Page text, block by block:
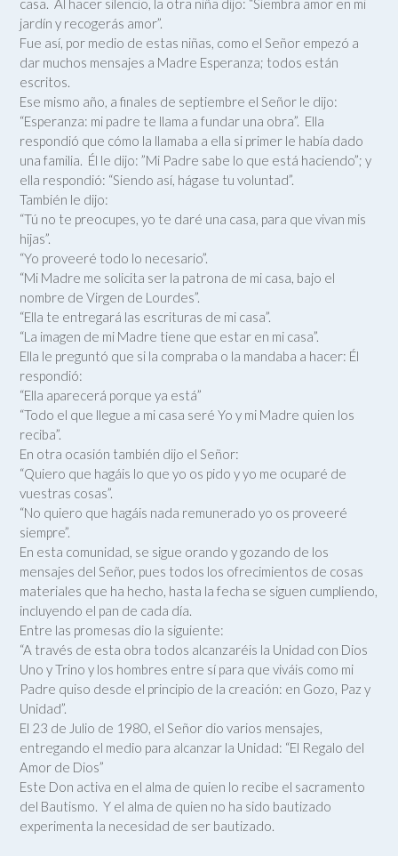
casa. Al hacer silencio, la otra niña dijo: “Siembra amor en mi
jardín y recogerás amor”.
Fue así, por medio de estas niñas, como el Señor empezó a
dar muchos mensajes a Madre Esperanza; todos están
escritos.
Ese mismo año, a finales de septiembre el Señor le dijo:
“Esperanza: mi padre te llama a fundar una obra”. Ella
respondió que cómo la llamaba a ella si primer le había dado
una familia. Él le dijo: ”Mi Padre sabe lo que está haciendo”; y
ella respondió: “Siendo así, hágase tu voluntad”.
También le dijo:
“Tú no te preocupes, yo te daré una casa, para que vivan mis
hijas”.
“Yo proveeré todo lo necesario”.
“Mi Madre me solicita ser la patrona de mi casa, bajo el
nombre de Virgen de Lourdes”.
“Ella te entregará las escrituras de mi casa”.
“La imagen de mi Madre tiene que estar en mi casa”.
Ella le preguntó que si la compraba o la mandaba a hacer: Él
respondió:
“Ella aparecerá porque ya está”
“Todo el que llegue a mi casa seré Yo y mi Madre quien los
reciba”.
En otra ocasión también dijo el Señor:
“Quiero que hagáis lo que yo os pido y yo me ocuparé de
vuestras cosas”.
“No quiero que hagáis nada remunerado yo os proveeré
siempre”.
En esta comunidad, se sigue orando y gozando de los
mensajes del Señor, pues todos los ofrecimientos de cosas
materiales que ha hecho, hasta la fecha se siguen cumpliendo,
incluyendo el pan de cada día.
Entre las promesas dio la siguiente:
“A través de esta obra todos alcanzaréis la Unidad con Dios
Uno y Trino y los hombres entre sí para que viváis como mi
Padre quiso desde el principio de la creación: en Gozo, Paz y
Unidad”.
El 23 de Julio de 1980, el Señor dio varios mensajes,
entregando el medio para alcanzar la Unidad: “El Regalo del
Amor de Dios”
Este Don activa en el alma de quien lo recibe el sacramento
del Bautismo. Y el alma de quien no ha sido bautizado
experimenta la necesidad de ser bautizado.